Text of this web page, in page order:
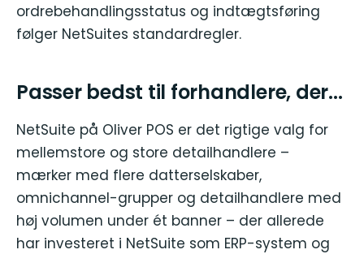
ordrebehandlingsstatus og indtægtsføring
følger NetSuites standardregler.
Passer bedst til forhandlere, der...
NetSuite på Oliver POS er det rigtige valg for
mellemstore og store detailhandlere –
mærker med flere datterselskaber,
omnichannel-grupper og detailhandlere med
høj volumen under ét banner – der allerede
har investeret i NetSuite som ERP-system og